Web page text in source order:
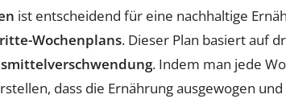
ist entscheidend für eine nachhaltige
Wochenplans. Dieser Plan basiert auf
. Indem man jede
dass die Ernährung ausgewogen